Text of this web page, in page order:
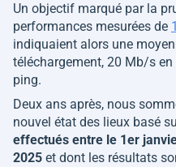
Un objectif marqué par la
performances mesurées de
indiquaient alors une
téléchargement, 20 Mb/s
ping.
Deux ans après, nous
nouvel état des lieux basé
effectués entre le 1er
2025 et dont les résultats